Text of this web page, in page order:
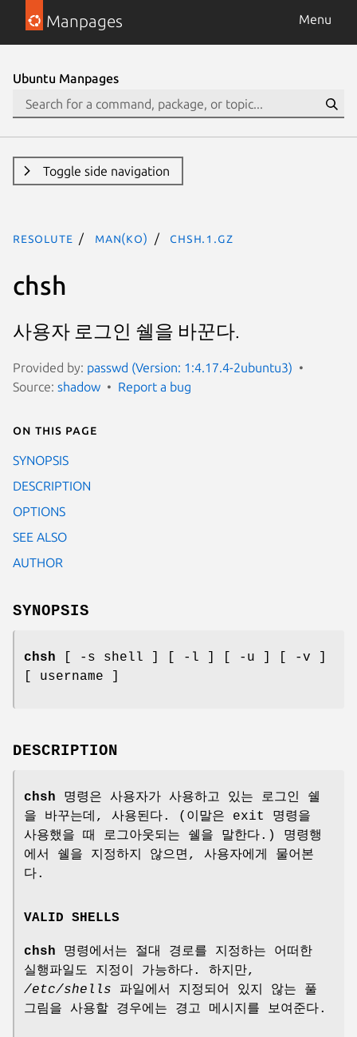
Manpages Menu
Ubuntu Manpages
Toggle side navigation
resolute man(ko) chsh.1.gz
chsh
사용자 로그인 쉘을 바꾼다.
Provided by: passwd (Version: 1:4.17.4-2ubuntu3)
Source: shadow Report a bug
On this page
SYNOPSIS
DESCRIPTION
OPTIONS
SEE ALSO
AUTHOR
SYNOPSIS
chsh [ -s shell ] [ -l ] [ -u ] [ -v ]
[ username ]
DESCRIPTION
chsh 명령은 사용자가 사용하고 있는 로그인 쉘
을 바꾸는데, 사용된다. (이말은 exit 명령을
사용했을 때 로그아웃되는 쉘을 말한다.) 명령행
에서 쉘을 지정하지 않으면, 사용자에게 물어본
다.
VALID SHELLS
chsh 명령에서는 절대 경로를 지정하는 어떠한
실행파일도 지정이 가능하다. 하지만,
/etc/shells 파일에서 지정되어 있지 않는 풀
그림을 사용할 경우에는 경고 메시지를 보여준다.